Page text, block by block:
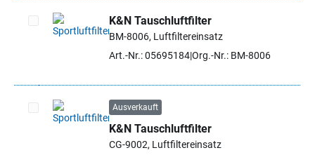
Artikel auswählen
K&N Tauschluftfilter
BM-8006, Luftfiltereinsatz
Art.-Nr.: 05695184Org.-Nr.: BM-8006
Artikel auswählen
Ausverkauft
K&N Tauschluftfilter
CG-9002, Luftfiltereinsatz